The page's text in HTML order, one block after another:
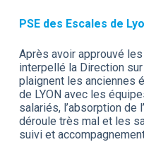
PSE des Escales de
Après avoir approuvé
interpellé la Direction
plaignent les anciennes
de LYON avec les
salariés, l’absorption de
déroule très mal et les
suivi et